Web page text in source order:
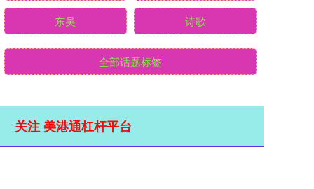
东吴 诗歌
全部话题标签
关注 美港通杠杆平台